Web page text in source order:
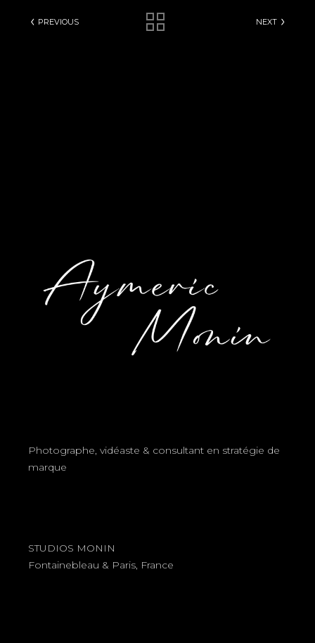
PREVIOUS NEXT
Photographe, vidéaste & consultant en stratégie de
marque
STUDIOS MONIN
Fontainebleau & Paris, France